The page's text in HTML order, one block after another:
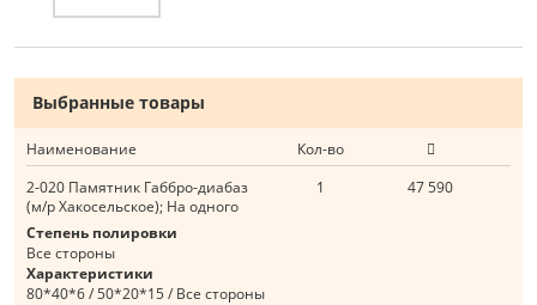
Выбранные товары
Наименование
Кол-во
2-020 Памятник Габбро-диабаз
(м/р Хакосельское); На одного
1 47 590
Степень полировки
Все стороны
Характеристики
80*40*6 / 50*20*15 / Все стороны